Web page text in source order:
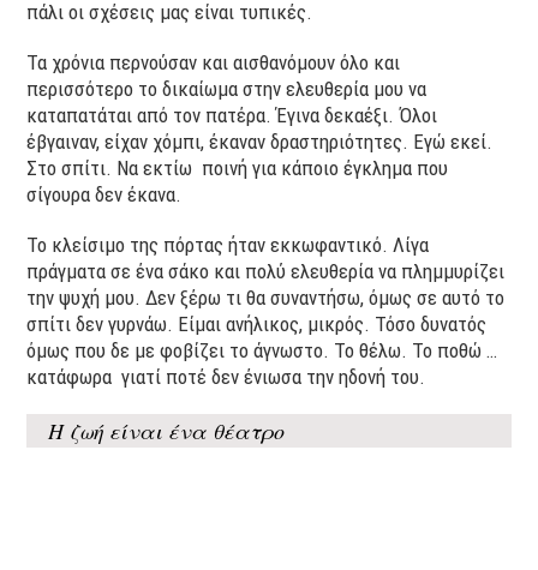
πάλι οι σχέσεις μας είναι τυπικές.
Τα χρόνια περνούσαν και αισθανόμουν όλο και
περισσότερο το δικαίωμα στην ελευθερία μου να
καταπατάται από τον πατέρα. Έγινα δεκαέξι. Όλοι
έβγαιναν, είχαν χόμπι, έκαναν δραστηριότητες. Εγώ εκεί.
Στο σπίτι. Να εκτίω ποινή για κάποιο έγκλημα που
σίγουρα δεν έκανα.
Το κλείσιμο της πόρτας ήταν εκκωφαντικό. Λίγα
πράγματα σε ένα σάκο και πολύ ελευθερία να πλημμυρίζει
την ψυχή μου. Δεν ξέρω τι θα συναντήσω, όμως σε αυτό το
σπίτι δεν γυρνάω. Είμαι ανήλικος, μικρός. Τόσο δυνατός
όμως που δε με φοβίζει το άγνωστο. Το θέλω. Το ποθώ …
κατάφωρα γιατί ποτέ δεν ένιωσα την ηδονή του.
Η ζωή είναι ένα θέατρο